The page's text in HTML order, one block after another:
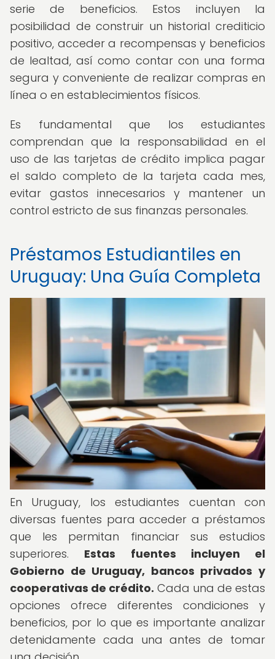
serie de beneficios. Estos incluyen la
posibilidad de construir un historial crediticio
positivo, acceder a recompensas y beneficios
de lealtad, así como contar con una forma
segura y conveniente de realizar compras en
línea o en establecimientos físicos.
Es fundamental que los estudiantes
comprendan que la responsabilidad en el
uso de las tarjetas de crédito implica pagar
el saldo completo de la tarjeta cada mes,
evitar gastos innecesarios y mantener un
control estricto de sus finanzas personales.
Préstamos Estudiantiles en
Uruguay: Una Guía Completa
En Uruguay, los estudiantes cuentan con
diversas fuentes para acceder a préstamos
que les permitan financiar sus estudios
superiores. Estas fuentes incluyen el
Gobierno de Uruguay, bancos privados y
cooperativas de crédito. Cada una de estas
opciones ofrece diferentes condiciones y
beneficios, por lo que es importante analizar
detenidamente cada una antes de tomar